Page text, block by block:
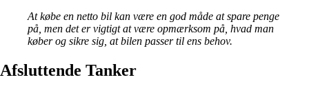
At købe en netto bil kan være en god måde at spare penge
på, men det er vigtigt at være opmærksom på, hvad man
køber og sikre sig, at bilen passer til ens behov.
Afsluttende Tanker